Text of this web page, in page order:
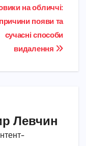
на обличчі:
причини появи та
сучасні способи
видалення
Левчин